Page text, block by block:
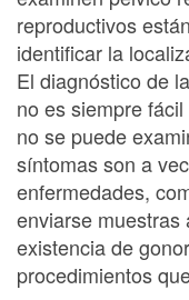
reproductivos
identificar la
El diagnóstico de
no es siempre
no se puede
síntomas son a
enfermedades,
enviarse muestras
existencia de
procedimientos